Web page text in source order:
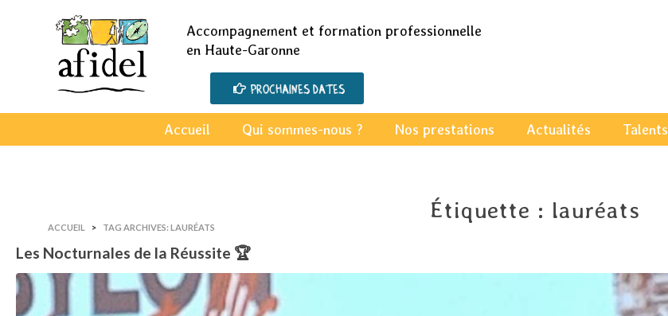
Accompagnement et formation professionnelle
en Haute-Garonne
Prochaines dates
Accueil Qui sommes-nous ? Nos prestations Actualités Talents
Étiquette : lauréats
ACCUEIL TAG ARCHIVES: LAURÉATS
Les Nocturnales de la Réussite 🏆